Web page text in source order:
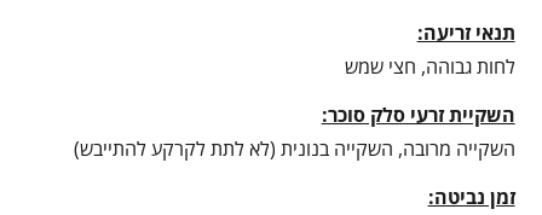
תנאי זריעה:
לחות גבוהה, חצי שמש
השקיית זרעי סלק סוכר:
השקייה מרובה, השקייה בנונית (לא לתת לקרקע להתייבש)
זמן נביטה: